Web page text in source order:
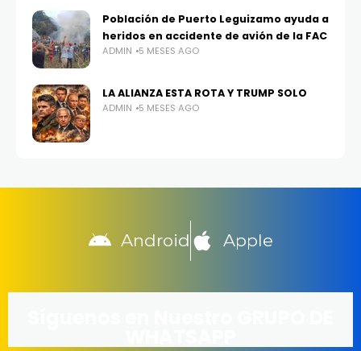
Población de Puerto Leguizamo ayuda a
heridos en accidente de avión de la FAC
ADMIN 5 MESES AGO
LA ALIANZA ESTA ROTA Y TRUMP SOLO
ADMIN 5 MESES AGO
Android Apple